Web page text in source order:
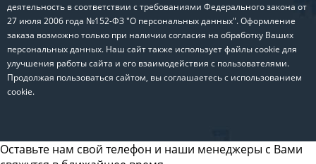
деятельность в соответствии с требованиями Федерального закона от
27 июля 2006 года №152-ФЗ "О персональных данных". Оформление
заказа возможно только при наличии согласия на обработку Ваших
персональных данных. Наш сайт также использует файлы cookie для
улучшения работы сайта и его взаимодействия с пользователями.
Продолжая пользоваться сайтом, вы соглашаетесь с использованием
cookie.
Оставьте нам свой телефон и наши менеджеры с Вами